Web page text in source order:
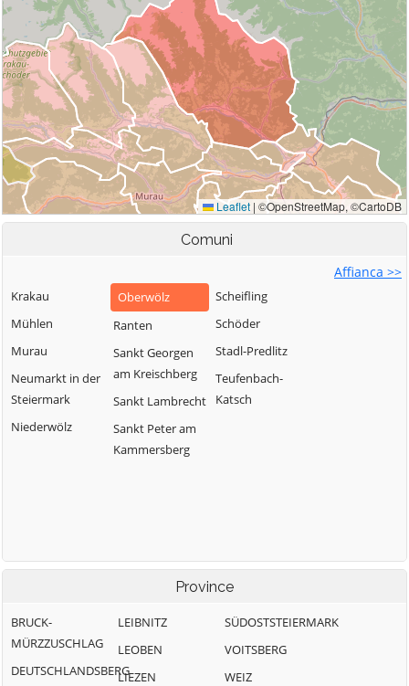
Comuni
Affianca >>
Krakau
Mühlen
Murau
Neumarkt in der
Steiermark
Niederwölz
Oberwölz
Ranten
Sankt Georgen
am Kreischberg
Sankt Lambrecht
Sankt Peter am
Kammersberg
Scheifling
Schöder
Stadl-Predlitz
Teufenbach-
Katsch
Province
BRUCK-
MÜRZZUSCHLAG
DEUTSCHLANDSBERG
LEIBNITZ
LEOBEN
LIEZEN
SÜDOSTSTEIERMARK
VOITSBERG
WEIZ